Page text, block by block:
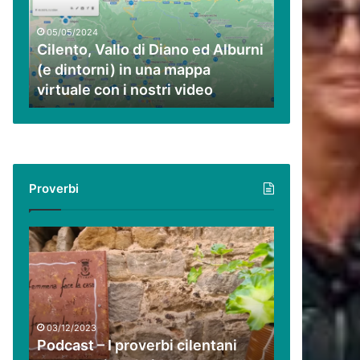
Alburni
(e
dintorni)
in
una
mappa
virtuale
video
05/05/2024
Cilento, Vallo di Diano ed Alburni
(e dintorni) in una mappa
virtuale con i nostri video
Proverbi
Podcast
–
I
proverbi
cilentani
raccontati
da
Guido
03/12/2023
Podcast – I proverbi cilentani